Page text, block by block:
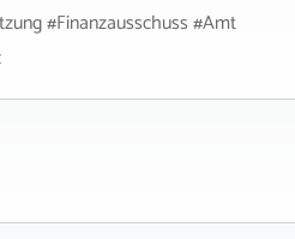
#Finanzausschuss #Amt